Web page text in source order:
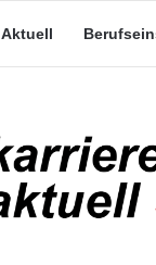
Aktuell